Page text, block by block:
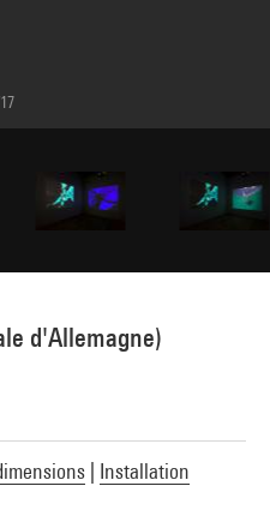
d'Allemagne)
Installation
des collections,
CCI/Philippe Migeat/Dist.